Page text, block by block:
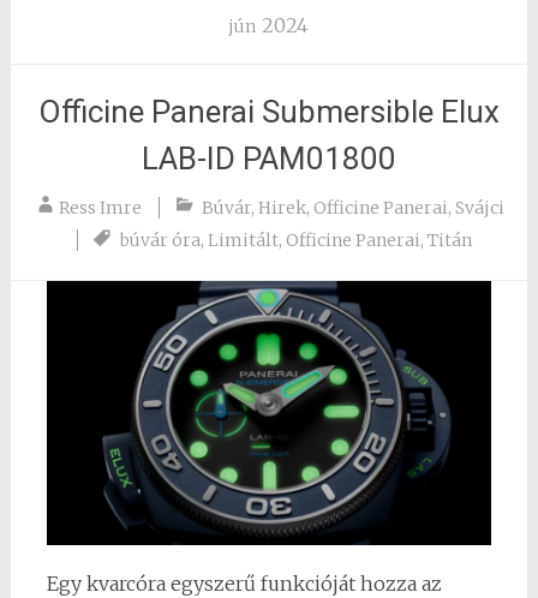
jún 2024
Officine Panerai Submersible Elux
LAB-ID PAM01800
Ress Imre Búvár, Hirek, Officine Panerai,Svájci
búvár óra,Limitált, Officine Panerai,Titán
Egy kvarcóra egyszerű funkcióját hozza az